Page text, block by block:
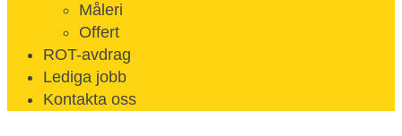
Måleri
Offert
ROT-avdrag
Lediga jobb
Kontakta oss